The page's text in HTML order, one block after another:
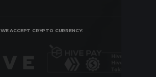
WE ACCEPT CRYPTO CURRENCY: